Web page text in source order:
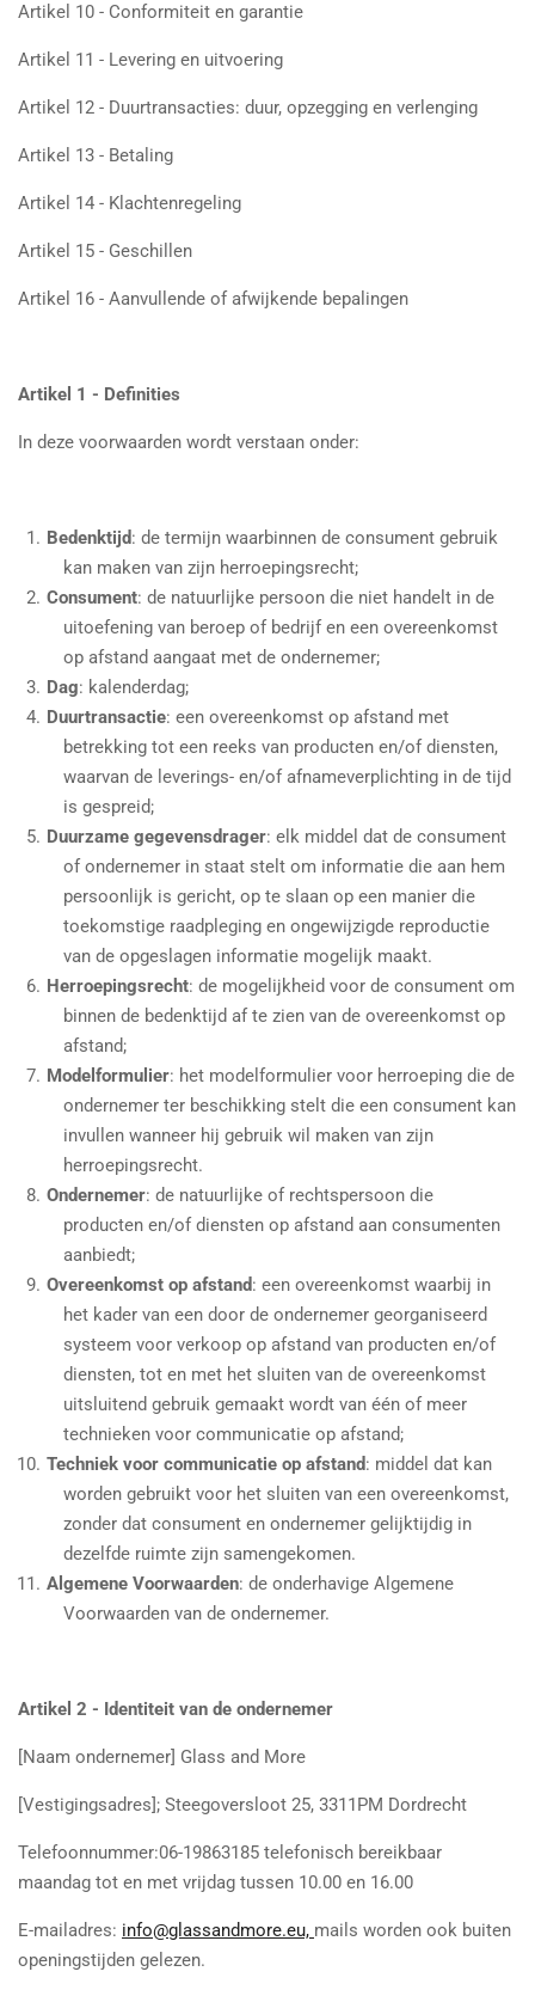
Artikel 10 - Conformiteit en garantie
Artikel 11 - Levering en uitvoering
Artikel 12 - Duurtransacties: duur, opzegging en verlenging
Artikel 13 - Betaling
Artikel 14 - Klachtenregeling
Artikel 15 - Geschillen
Artikel 16 - Aanvullende of afwijkende bepalingen
Artikel 1 - Definities
In deze voorwaarden wordt verstaan onder:
Bedenktijd: de termijn waarbinnen de consument gebruik
kan maken van zijn herroepingsrecht;
Consument: de natuurlijke persoon die niet handelt in de
uitoefening van beroep of bedrijf en een overeenkomst
op afstand aangaat met de ondernemer;
Dag: kalenderdag;
Duurtransactie: een overeenkomst op afstand met
betrekking tot een reeks van producten en/of diensten,
waarvan de leverings- en/of afnameverplichting in de tijd
is gespreid;
Duurzame gegevensdrager: elk middel dat de consument
of ondernemer in staat stelt om informatie die aan hem
persoonlijk is gericht, op te slaan op een manier die
toekomstige raadpleging en ongewijzigde reproductie
van de opgeslagen informatie mogelijk maakt.
Herroepingsrecht: de mogelijkheid voor de consument om
binnen de bedenktijd af te zien van de overeenkomst op
afstand;
Modelformulier: het modelformulier voor herroeping die de
ondernemer ter beschikking stelt die een consument kan
invullen wanneer hij gebruik wil maken van zijn
herroepingsrecht.
Ondernemer: de natuurlijke of rechtspersoon die
producten en/of diensten op afstand aan consumenten
aanbiedt;
Overeenkomst op afstand: een overeenkomst waarbij in
het kader van een door de ondernemer georganiseerd
systeem voor verkoop op afstand van producten en/of
diensten, tot en met het sluiten van de overeenkomst
uitsluitend gebruik gemaakt wordt van één of meer
technieken voor communicatie op afstand;
Techniek voor communicatie op afstand: middel dat kan
worden gebruikt voor het sluiten van een overeenkomst,
zonder dat consument en ondernemer gelijktijdig in
dezelfde ruimte zijn samengekomen.
Algemene Voorwaarden: de onderhavige Algemene
Voorwaarden van de ondernemer.
Artikel 2 - Identiteit van de ondernemer
[Naam ondernemer] Glass and More
[Vestigingsadres]; Steegoversloot 25, 3311PM Dordrecht
Telefoonnummer:06-19863185 telefonisch bereikbaar
maandag tot en met vrijdag tussen 10.00 en 16.00
E-mailadres: info@glassandmore.eu, mails worden ook buiten
openingstijden gelezen.